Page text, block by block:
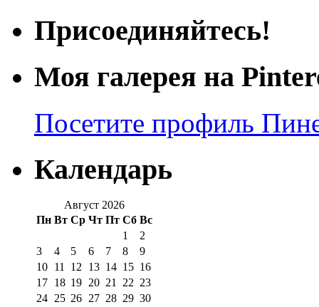
Присоединяйтесь!
Моя галерея на
Посетите профиль
Календарь
Август 2026
Пн Вт Ср Чт Пт Сб Вс
1
2
3
4 5 6 7 8
9
10 11 12 13 14 15 16
17 18 19 20 21 22 23
24 25 26 27 28 29 30